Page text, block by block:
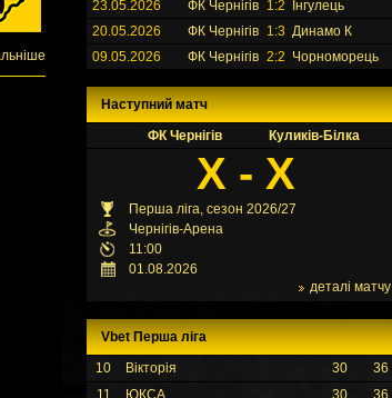
23.05.2026
ФК Чернігів 1:2
Інгулець
20.05.2026
ФК Чернігів 1:3 Динамо К
09.05.2026
ФК Чернігів 2:2 Чорноморець
Наступний матч
ФК Чернігів
Куликів-Білка
X - X
Перша ліга, сезон 2026/27
Чернігів-Арена
11:00
01.08.2026
деталі матчу
Vbet Перша ліга
10
Вікторія 30
36
11
ЮКСА 30 36